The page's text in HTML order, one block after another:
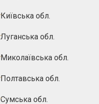
Київська обл.
Луганська обл.
Миколаївська обл.
Полтавська обл.
Сумська обл.